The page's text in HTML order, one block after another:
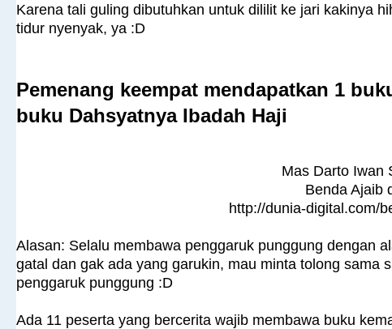
Karena tali guling dibutuhkan untuk dililit ke jari kakinya
tidur nyenyak, ya :D
Pemenang keempat mendapatkan 1
buku Dahsyatnya Ibadah Haji
Mas Darto Iwan
Benda Ajaib
http://dunia-digital.com/
Alasan: Selalu membawa penggaruk punggung dengan
gatal dan gak ada yang garukin, mau minta tolong sama
penggaruk punggung :D
Ada 11 peserta yang bercerita wajib membawa buku